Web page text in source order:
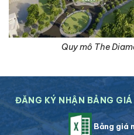
Quy mô The
ĐĂNG KÝ NHẬN BẢNG
Bảng giá